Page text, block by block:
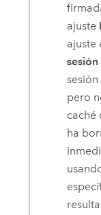
ajuste
ajuste
sesión
pero
caché
ha